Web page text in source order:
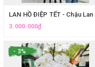
3.000.000₫
- 3%